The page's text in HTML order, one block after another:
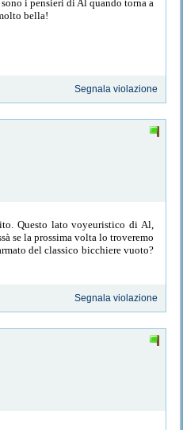
i pensieri di Al quando torna a
bella!
Segnala violazione
Questo lato voyeuristico di Al,
se la prossima volta lo troveremo
del classico bicchiere vuoto?
Segnala violazione